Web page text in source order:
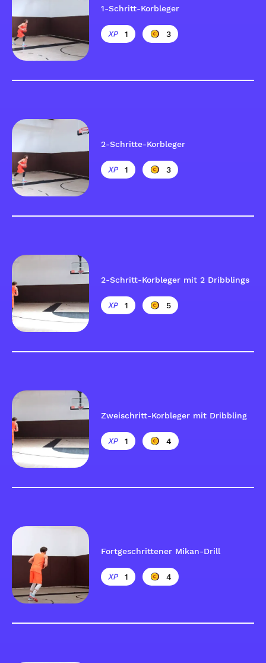
1-Schritt-Korbleger
1 3
2-Schritte-Korbleger
1 3
2-Schritt-Korbleger mit 2 Dribblings
1 5
Zweischritt-Korbleger mit Dribbling
1 4
Fortgeschrittener Mikan-Drill
1 4